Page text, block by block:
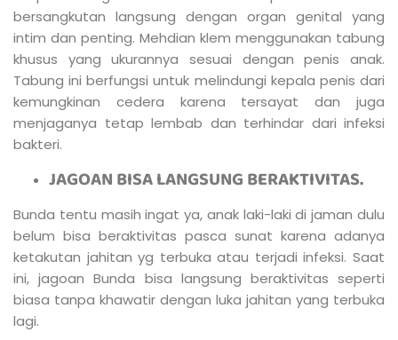
bersangkutan langsung dengan organ genital yang
intim dan penting. Mehdian klem menggunakan tabung
khusus yang ukurannya sesuai dengan penis anak.
Tabung ini berfungsi untuk melindungi kepala penis dari
kemungkinan cedera karena tersayat dan juga
menjaganya tetap lembab dan terhindar dari infeksi
bakteri.
JAGOAN BISA LANGSUNG BERAKTIVITAS.
Bunda tentu masih ingat ya, anak laki-laki di jaman dulu
belum bisa beraktivitas pasca sunat karena adanya
ketakutan jahitan yg terbuka atau terjadi infeksi. Saat
ini, jagoan Bunda bisa langsung beraktivitas seperti
biasa tanpa khawatir dengan luka jahitan yang terbuka
lagi.